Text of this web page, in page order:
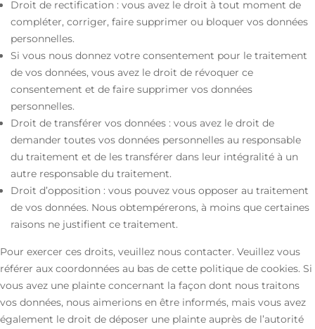
Droit de rectification : vous avez le droit à tout moment de
compléter, corriger, faire supprimer ou bloquer vos données
personnelles.
Si vous nous donnez votre consentement pour le traitement
de vos données, vous avez le droit de révoquer ce
consentement et de faire supprimer vos données
personnelles.
Droit de transférer vos données : vous avez le droit de
demander toutes vos données personnelles au responsable
du traitement et de les transférer dans leur intégralité à un
autre responsable du traitement.
Droit d’opposition : vous pouvez vous opposer au traitement
de vos données. Nous obtempérerons, à moins que certaines
raisons ne justifient ce traitement.
Pour exercer ces droits, veuillez nous contacter. Veuillez vous
référer aux coordonnées au bas de cette politique de cookies. Si
vous avez une plainte concernant la façon dont nous traitons
vos données, nous aimerions en être informés, mais vous avez
également le droit de déposer une plainte auprès de l’autorité